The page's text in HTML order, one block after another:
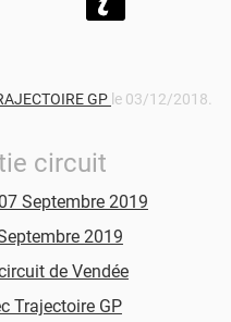
GP le 03/12/2018.
circuit
Septembre 2019
2019
de Vendée
Trajectoire GP